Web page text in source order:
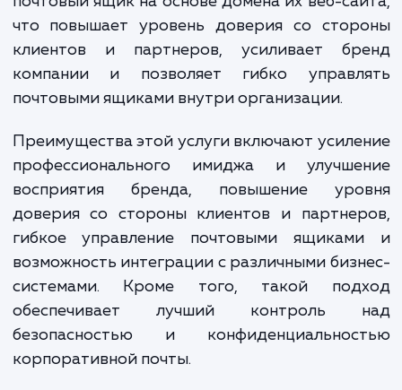
Здесь на помощь приходит наша
"Подключение домена к почте". Мы
организациям настроить
почтовый ящик на основе домена их веб-
что повышает уровень доверия со
клиентов и партнеров, усиливает
компании и позволяет гибко
почтовыми ящиками внутри организации.
Преимущества этой услуги включают
профессионального имиджа и
восприятия бренда, повышение
доверия со стороны клиентов и
гибкое управление почтовыми